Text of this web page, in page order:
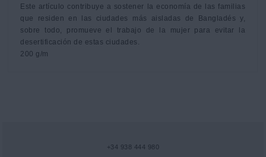
Este artículo contribuye a sostener la economía de las familias
que residen en las ciudades más aisladas de Bangladés y,
sobre todo, promueve el trabajo de la mujer para evitar la
desertificación de estas ciudades.
200 g/m
+34 938 444 980